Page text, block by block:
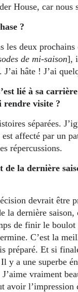
House, car nous
?
les deux
de mi-saison],
hâte ! J’ai
lié à sa
rendre visite ?
séparées.
affecté par un
répercussions.
la dernière
devrait être
la dernière
de finir le
C’est la
préparé. Et si
y a une superbe
vraiment
avoir